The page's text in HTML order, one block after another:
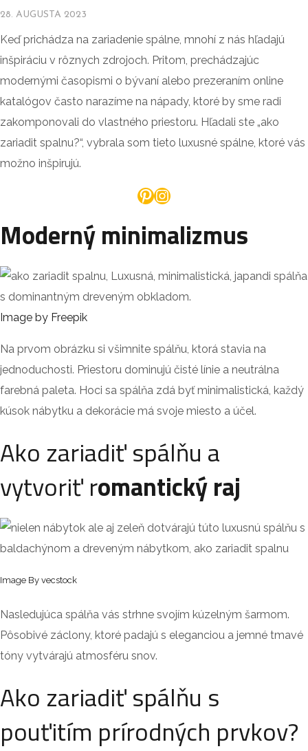
28. AUGUSTA 2023
Keď prichádza na zariadenie spálne, mnohí z nás hľadajú
inšpiráciu v rôznych zdrojoch. Pritom, prechádzajúc
modernými časopismi o bývaní alebo prezeraním online
katalógov často narazíme na nápady, ktoré by sme radi
zakomponovali do vlastného priestoru. Hľadali ste „ako
zariadit spalnu?“, vybrala som tieto luxusné spálne, ktoré vás
možno inšpirujú.
Pinterest Instagram
Moderný minimalizmus
Image by Freepik
Na prvom obrázku si všimnite spálňu, ktorá stavia na
jednoduchosti. Priestoru dominujú čisté línie a neutrálna
farebná paleta. Hoci sa spálňa zdá byť minimalistická, každý
kúsok nábytku a dekorácie má svoje miesto a účel.
Ako zariadiť spálňu a
vytvoriť romantický raj
Image By vecstock
Nasledujúca spálňa vás strhne svojím kúzelným šarmom.
Pôsobivé záclony, ktoré padajú s eleganciou a jemné tmavé
tóny vytvárajú atmosféru snov.
Ako zariadiť spálňu s
pouťitím prírodných prvkov?